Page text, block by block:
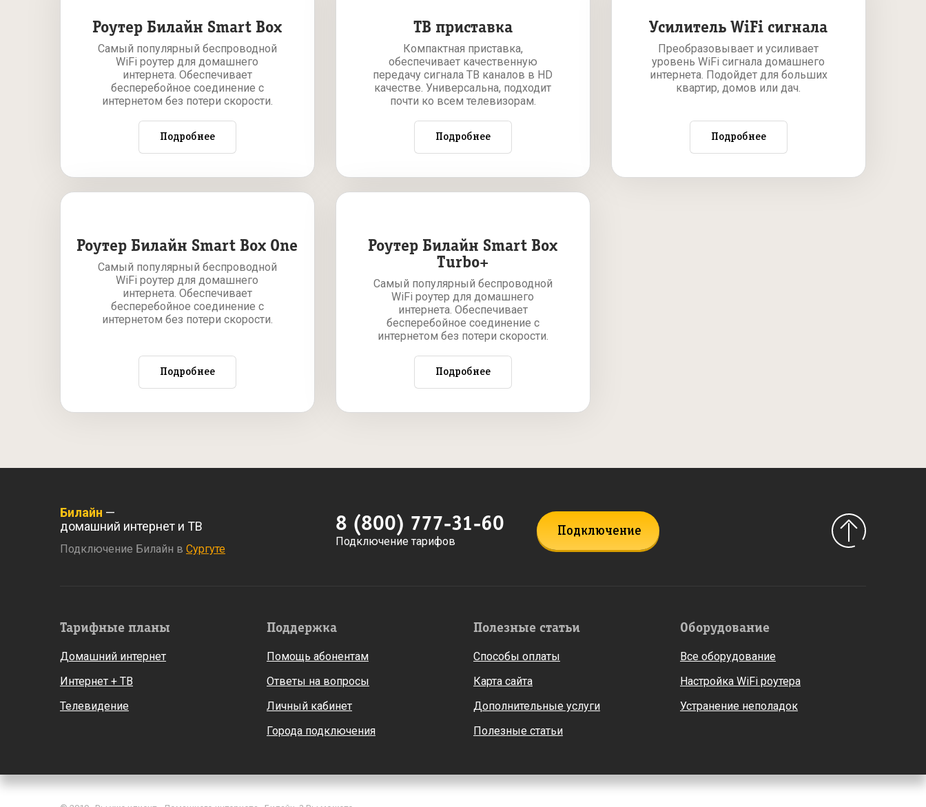
Роутер Билайн Smart Box
Самый популярный беспроводной
WiFi роутер для домашнего
интернета. Обеспечивает
бесперебойное соединение с
интернетом без потери скорости.
Подробнее
ТВ приставка
Компактная приставка,
обеспечивает качественную
передачу сигнала ТВ каналов в HD
качестве. Универсальна, подходит
почти ко всем телевизорам.
Подробнее
Усилитель WiFi сигнала
Преобразовывает и усиливает
уровень WiFi сигнала домашнего
интернета. Подойдет для больших
квартир, домов или дач.
Подробнее
Роутер Билайн Smart Box One
Самый популярный беспроводной
WiFi роутер для домашнего
интернета. Обеспечивает
бесперебойное соединение с
интернетом без потери скорости.
Подробнее
Роутер Билайн Smart Box
Turbo+
Самый популярный беспроводной
WiFi роутер для домашнего
интернета. Обеспечивает
бесперебойное соединение с
интернетом без потери скорости.
Подробнее
Билайн —
домашний интернет и ТВ
Подключение Билайн в Сургуте
8 (800) 777-31-60
Подключение тарифов
Подключение
Тарифные планы
Домашний интернет
Интернет + ТВ
Телевидение
Поддержка
Помощь абонентам
Ответы на вопросы
Личный кабинет
Города подключения
Полезные статьи
Способы оплаты
Карта сайта
Дополнительные услуги
Полезные статьи
Оборудование
Все оборудование
Настройка WiFi роутера
Устранение неполадок